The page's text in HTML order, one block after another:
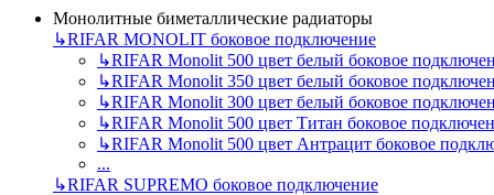
Монолитные биметаллические радиаторы
↳RIFAR MONOLIT боковое подключение
↳RIFAR Monolit 500 цвет белый боковое
↳RIFAR Monolit 350 цвет белый боковое
↳RIFAR Monolit 300 цвет белый боковое
↳RIFAR Monolit 500 цвет Титан боковое
↳RIFAR Monolit 500 цвет Антрацит боковое
...
↳RIFAR SUPREMO боковое подключение